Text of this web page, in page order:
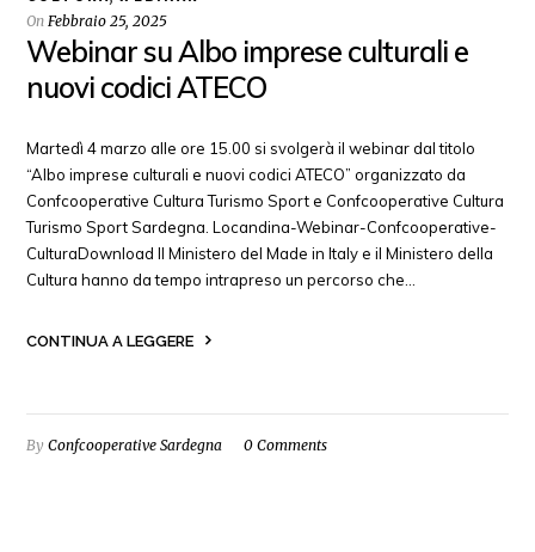
On Febbraio 25, 2025
Webinar su Albo imprese culturali e
nuovi codici ATECO
Martedì 4 marzo alle ore 15.00 si svolgerà il webinar dal titolo
“Albo imprese culturali e nuovi codici ATECO” organizzato da
Confcooperative Cultura Turismo Sport e Confcooperative Cultura
Turismo Sport Sardegna. Locandina-Webinar-Confcooperative-
CulturaDownload Il Ministero del Made in Italy e il Ministero della
Cultura hanno da tempo intrapreso un percorso che…
CONTINUA A LEGGERE
ByConfcooperative Sardegna 0 Comments